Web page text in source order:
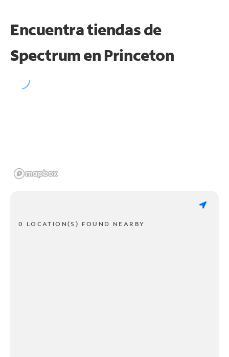
Encuentra tiendas de
Spectrum en Princeton
0 LOCATION(S) FOUND NEARBY